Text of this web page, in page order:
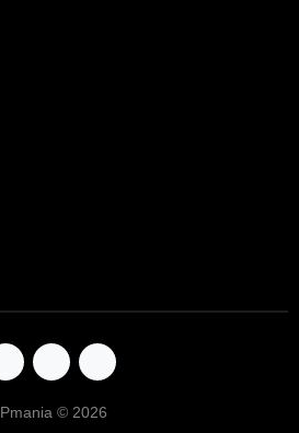
Pmania © 2026